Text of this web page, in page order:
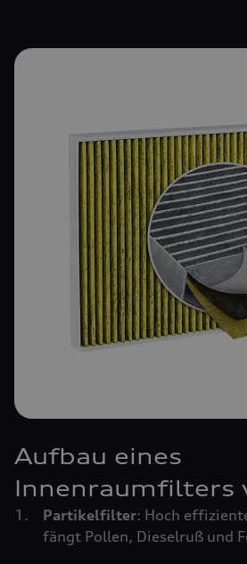
Aufbau eines
Innenraumfilters
Partikelfilter: Hoch
fängt Pollen, Dieselruß und